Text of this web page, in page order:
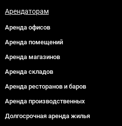
Арендаторам
Аренда офисов
Аренда помещений
Аренда магазинов
Аренда складов
Аренда ресторанов и баров
Аренда производственных
Долгосрочная аренда жилья